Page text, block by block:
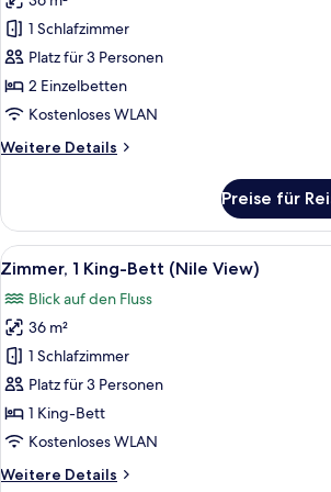
2 Einzelbetten
(Nile
View)
anzeigen
1 Schlafzimmer
Platz für 3 Personen
2 Einzelbetten
Kostenloses WLAN
Weitere Details
Weitere
2 Einzelbetten
(Nile
View)
Preise für
Alle
Fotos
für
Zimmer,
1 King-
Bett
(Nile
View)
Eine
10
Zimmer, 1 King-Bett (Nile View)
Blick auf den Fluss
36 m²
1 Schlafzimmer
Platz für 3 Personen
1 King-Bett
Kostenloses WLAN
Weitere Details
Weitere